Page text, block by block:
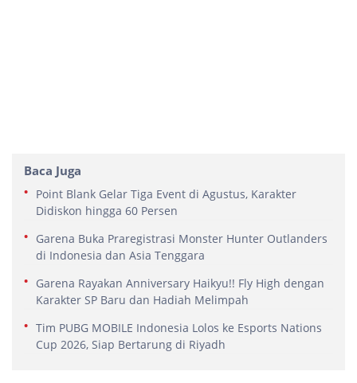
Baca Juga
Point Blank Gelar Tiga Event di Agustus, Karakter
Didiskon hingga 60 Persen
Garena Buka Praregistrasi Monster Hunter Outlanders
di Indonesia dan Asia Tenggara
Garena Rayakan Anniversary Haikyu!! Fly High dengan
Karakter SP Baru dan Hadiah Melimpah
Tim PUBG MOBILE Indonesia Lolos ke Esports Nations
Cup 2026, Siap Bertarung di Riyadh